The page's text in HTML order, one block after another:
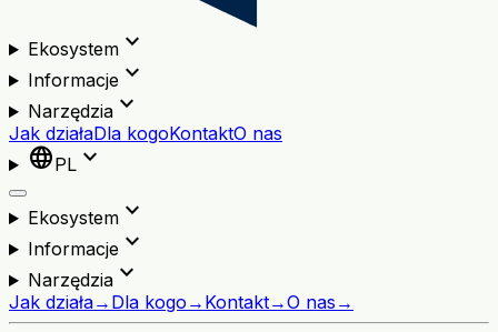
Ekosystemexpand_more
Informacjeexpand_more
Narzędziaexpand_more
Jak działaDla kogoKontaktO nas
languagePL expand_more
Ekosystemexpand_more
Informacjeexpand_more
Narzędziaexpand_more
Jak działa→ Dla kogo → Kontakt→O nas →